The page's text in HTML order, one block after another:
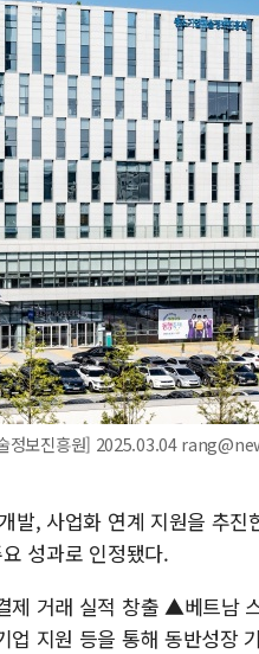
정보진흥원] 2025.03.04
발, 사업화 연계 지원을 추
성과로 인정됐다.
제 거래 실적 창출 ▲베트남
지원 등을 통해 동반성장